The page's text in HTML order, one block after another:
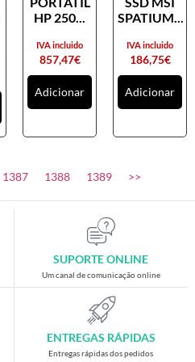
HP 250...
857,47€
IVA incluido
Adicionar
SPATIUM...
186,75€
IVA incluido
Adicionar
1387 1388 1389 >>
SUPORTE ONLINE
Um canal de comunicação online
ENTREGAS RÁPIDAS
Entregas rápidas dos pedidos